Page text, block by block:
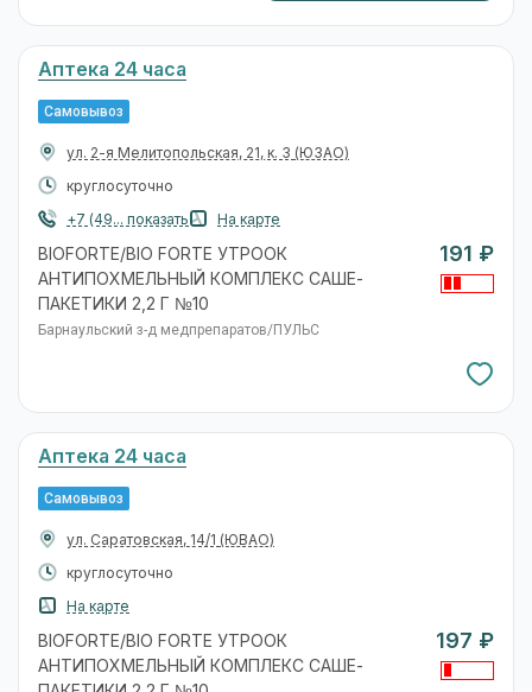
Аптека 24 часа
Самовывоз
ул. 2-я Мелитопольская, 21, к. 3 (ЮЗАО)
круглосуточно
+7 (49... показать
На карте
BIOFORTE/BIO FORTE УТРООК
АНТИПОХМЕЛЬНЫЙ КОМПЛЕКС САШЕ-
ПАКЕТИКИ 2,2 Г №10
Барнаульский з-д медпрепаратов/ПУЛЬС
191 ₽
Аптека 24 часа
Самовывоз
ул. Саратовская, 14/1 (ЮВАО)
круглосуточно
На карте
BIOFORTE/BIO FORTE УТРООК
АНТИПОХМЕЛЬНЫЙ КОМПЛЕКС САШЕ-
197 ₽